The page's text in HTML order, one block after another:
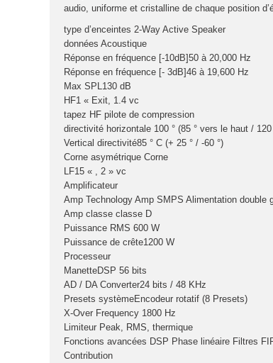
audio, uniforme et cristalline de chaque position
type d’enceintes 2-Way Active Speaker
données Acoustique
Réponse en fréquence [-10dB]50 à 20,000 Hz
Réponse en fréquence [- 3dB]46 à 19,600 Hz
Max SPL130 dB
HF1 « Exit, 1.4 vc
tapez HF pilote de compression
directivité horizontale 100 ° (85 ° vers le haut /
Vertical directivité85 ° C (+ 25 ° / -60 °)
Corne asymétrique Corne
LF15 « , 2 » vc
Amplificateur
Amp Technology Amp SMPS Alimentation double
Amp classe classe D
Puissance RMS 600 W
Puissance de crête1200 W
Processeur
ManetteDSP 56 bits
AD / DA Converter24 bits / 48 KHz
Presets systèmeEncodeur rotatif (8 Presets)
X-Over Frequency 1800 Hz
Limiteur Peak, RMS, thermique
Fonctions avancées DSP Phase linéaire Filtres
Contribution